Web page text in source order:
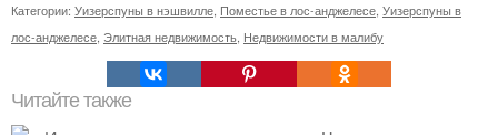
Категории: Уизерспуны в нэшвилле Поместье в лос-анджелесе Уизерспуны в
лос-анджелесе Элитная недвижимость Недвижимости в малибу
Читайте также